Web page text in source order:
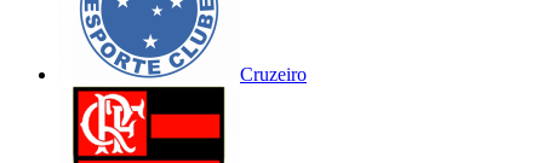
Cruzeiro